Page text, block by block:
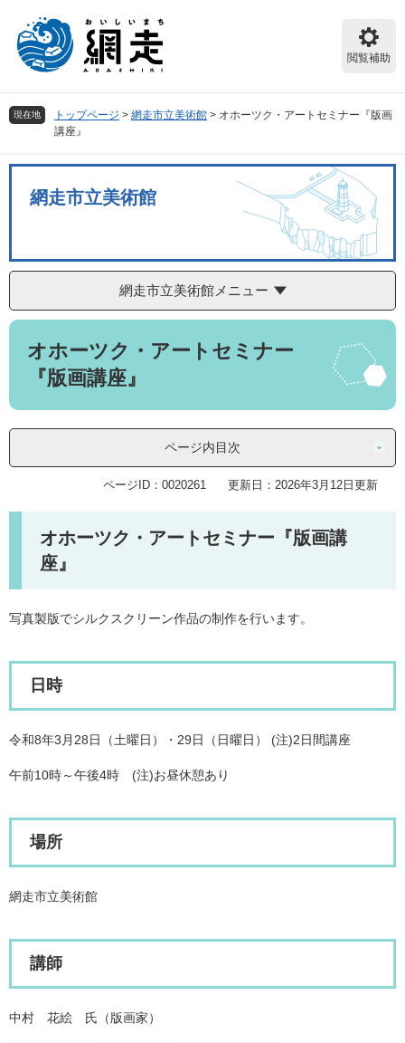
頭
で
飛
ば
て
閲覧補助
現在地 トップページ > 網走市立美術館 > オホーツク・アートセミナー『版画
講座』
網走市立美術館
網走市立美術館メニュー
本
オホーツク・アートセミナー
『版画講座』
ページ内目次
ページID：0020261 更新日：2026年3月12日更新
オホーツク・アートセミナー『版画講
座』
写真製版でシルクスクリーン作品の制作を行います。
日時
令和8年3月28日（土曜日）・29日（日曜日） (注)2日間講座
午前10時～午後4時 (注)お昼休憩あり
場所
網走市立美術館
講師
中村 花絵 氏（版画家）